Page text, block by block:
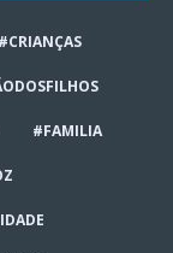
#CRIANÇAS
#FAMILIA